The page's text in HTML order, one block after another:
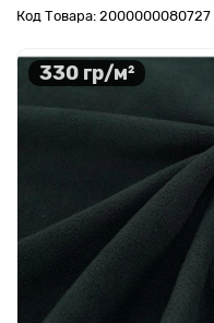
Код Товара: 2000000080727
330 гр/м²